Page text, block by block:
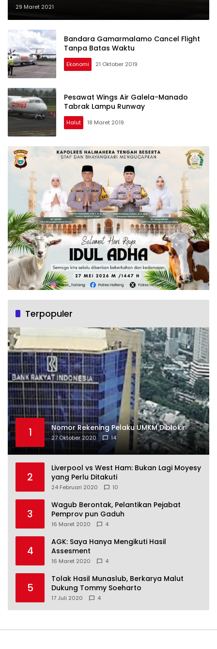
29 Maret 2021
Bandara Gamarmalamo Cancel Flight
Tanpa Batas Waktu
Ekonomi 21 Oktober 2019
Pesawat Wings Air Galela-Manado
Tabrak Lampu Runway
Halut 18 Maret 2019
Terpopuler
1 Nomor Rekening Pelaku UMKM Diblokir
27 Oktober 2020 14
2
Liverpool vs West Ham: Bukan Lagi Moyesy
yang Perlu Ditakuti
24 Februari 2020 10
3
Wagub Berontak, Pelantikan Pejabat
Pemprov pun Gaduh
16 Maret 2020 4
4
AGK: Saya Hanya Mengikuti Hasil
Assesment
16 Maret 2020 4
5
Tolak Hasil Munaslub, Berkarya Malut
Dukung Tommy Soeharto
17 Juli 2020 4